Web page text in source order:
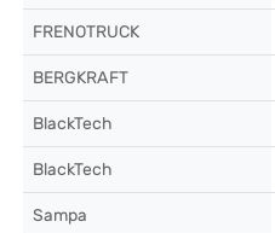
FRENOTRUCK
BERGKRAFT
BlackTech
BlackTech
Sampa